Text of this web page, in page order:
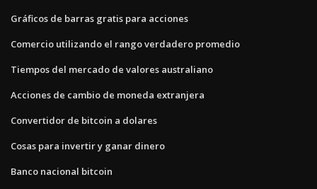
Gráficos de barras gratis para acciones
Comercio utilizando el rango verdadero promedio
Tiempos del mercado de valores australiano
Acciones de cambio de moneda extranjera
Convertidor de bitcoin a dolares
Cosas para invertir y ganar dinero
Banco nacional bitcoin